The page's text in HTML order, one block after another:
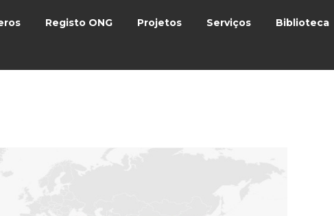
Registo ONG Projetos Serviços Biblioteca